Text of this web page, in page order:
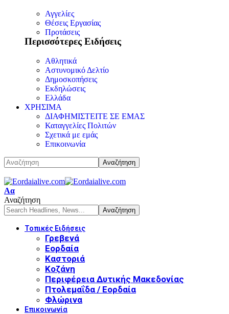
Αγγελίες
Θέσεις Εργασίας
Προτάσεις
Περισσότερες Ειδήσεις
Αθλητικά
Αστυνομικό Δελτίο
Δημοσκοπήσεις
Εκδηλώσεις
Ελλάδα
ΧΡΗΣΙΜΑ
ΔΙΑΦΗΜΙΣΤΕΙΤΕ ΣΕ ΕΜΑΣ
Καταγγελίες Πολιτών
Σχετικά με εμάς
Επικοινωνία
Αα
Αναζήτηση
Τοπικές Ειδήσεις
Γρεβενά
Εορδαία
Καστοριά
Κοζάνη
Περιφέρεια Δυτικής Μακεδονίας
Πτολεμαΐδα / Εορδαία
Φλώρινα
Επικοινωνία